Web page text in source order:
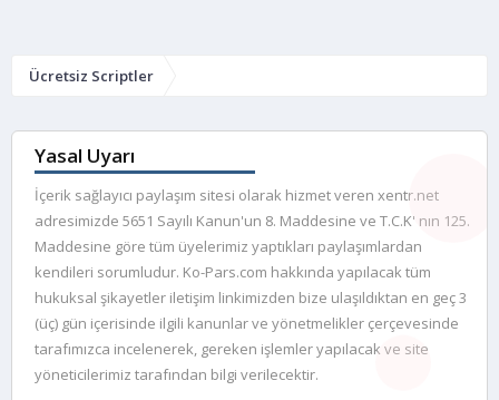
Ücretsiz Scriptler
Yasal Uyarı
İçerik sağlayıcı paylaşım sitesi olarak hizmet veren xentr.net
adresimizde 5651 Sayılı Kanun'un 8. Maddesine ve T.C.K' nın 125.
Maddesine göre tüm üyelerimiz yaptıkları paylaşımlardan
kendileri sorumludur. Ko-Pars.com hakkında yapılacak tüm
hukuksal şikayetler iletişim linkimizden bize ulaşıldıktan en geç 3
(üç) gün içerisinde ilgili kanunlar ve yönetmelikler çerçevesinde
tarafımızca incelenerek, gereken işlemler yapılacak ve site
yöneticilerimiz tarafından bilgi verilecektir.